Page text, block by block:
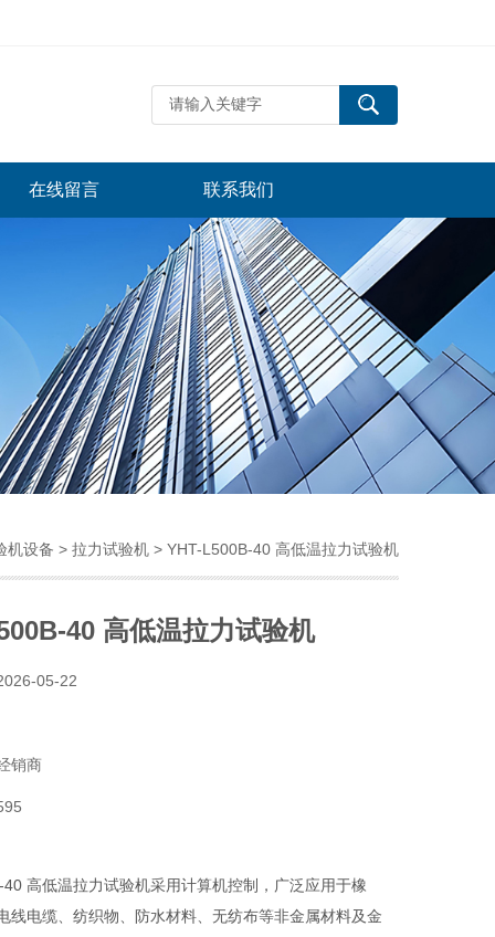
在线留言 联系我们
机设备 > 拉力试验机 > YHT-L500B-40 高低温拉力试验机
40 高低温拉力试验机
05-22
销商
高低温拉力试验机采用计算机控制，广泛应用于橡
线电缆、纺织物、防水材料、无纺布等非金属材料及金